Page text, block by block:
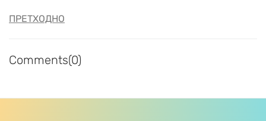
ПРЕТХОДНО
Comments(0)